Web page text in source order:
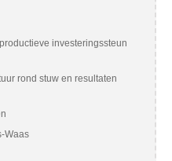
investeringssteun
rond stuw en resultaten
Waas